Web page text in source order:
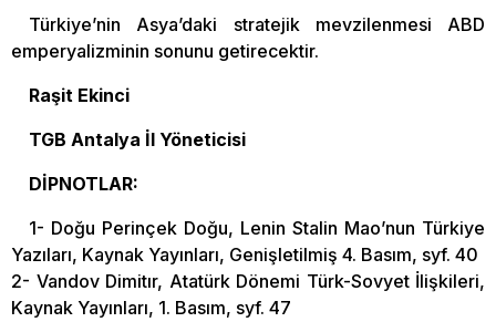
Türkiye’nin Asya’daki stratejik mevzilenmesi ABD
emperyalizminin sonunu getirecektir.
Raşit Ekinci
TGB Antalya İl Yöneticisi
DİPNOTLAR:
1- Doğu Perinçek Doğu, Lenin Stalin Mao’nun Türkiye
Yazıları, Kaynak Yayınları, Genişletilmiş 4. Basım, syf. 40
2- Vandov Dimitır, Atatürk Dönemi Türk-Sovyet İlişkileri,
Kaynak Yayınları, 1. Basım, syf. 47